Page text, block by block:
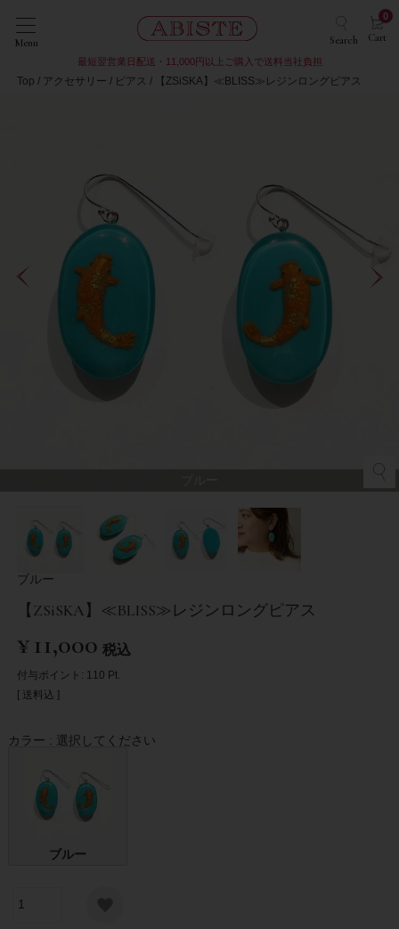
Menu Search Cart
0
最短翌営業日配送・11,000円以上ご購入で送料当社負担
Top アクセサリー ピアス 【ZSiSKA】≪BLISS≫レジンロングピアス
ブルー
【ZSiSKA】≪BLISS≫レジンロングピアス
¥11,000 税込
付与ポイント: 110 Pt.
送料込
カラー 選択してください
ブルー